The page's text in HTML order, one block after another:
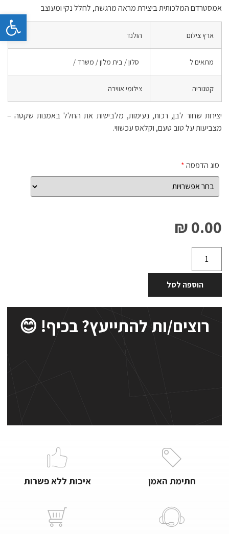
אמסטרדם המלכותית ביצירת מראה מרגשת, לחלל נקי ומעוצב
ארץ צילום הולנד
מתאים ל סלון / בית מלון / משרד /
קטגוריה צילומי אווירה
יצירות שחור לבן, רכות, נעימות, מלבישות את החלל באמנות שקטה –
מצביעות על טוב טעם, וקלאס עכשווי.
סוג הדפסה*
0.00 ₪
הוספה לסל
רוצים/ות להתייעץ? בכיף! 😊
חתימת האמן איכות ללא פשרות